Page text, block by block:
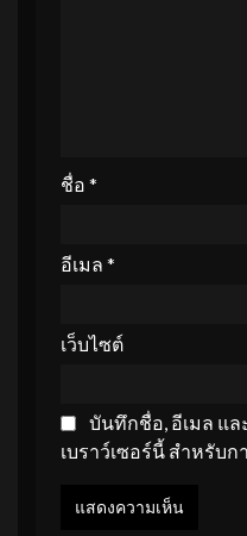
ชื่อ *
อีเมล *
เว็บไซต์
บันทึกชื่อ, อีเมล แ
เบราว์เซอร์นี้ สำหรับ